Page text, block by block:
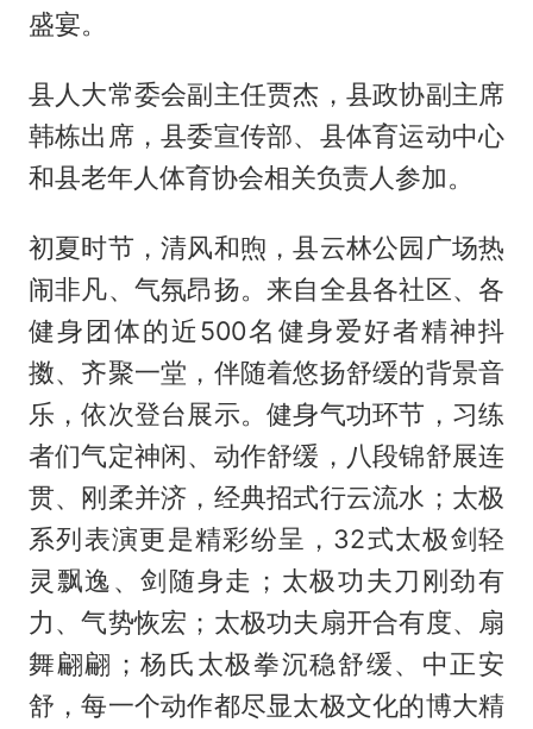
盛宴。
县人大常委会副主任贾杰，县政协副主席
韩栋出席，县委宣传部、县体育运动中心
和县老年人体育协会相关负责人参加。
初夏时节，清风和煦，县云林公园广场热
闹非凡、气氛昂扬。来自全县各社区、各
健身团体的近500名健身爱好者精神抖
擞、齐聚一堂，伴随着悠扬舒缓的背景音
乐，依次登台展示。健身气功环节，习练
者们气定神闲、动作舒缓，八段锦舒展连
贯、刚柔并济，经典招式行云流水；太极
系列表演更是精彩纷呈，32式太极剑轻
灵飘逸、剑随身走；太极功夫刀刚劲有
力、气势恢宏；太极功夫扇开合有度、扇
舞翩翩；杨氏太极拳沉稳舒缓、中正安
舒，每一个动作都尽显太极文化的博大精